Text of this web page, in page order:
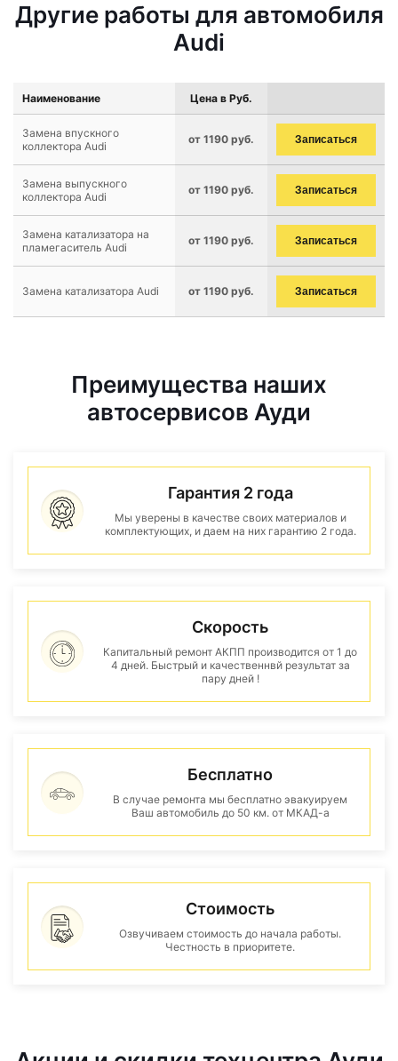
Другие работы для автомобиля
Audi
Наименование Цена в Руб.
Замена впускного
коллектора Audi
от 1190 руб. Записаться
Замена выпускного
коллектора Audi
от 1190 руб. Записаться
Замена катализатора на
пламегаситель Audi
от 1190 руб. Записаться
Замена катализатора Audi от 1190 руб. Записаться
Преимущества наших
автосервисов Ауди
Гарантия 2 года
Мы уверены в качестве своих материалов и
комплектующих, и даем на них гарантию 2 года.
Скорость
Капитальный ремонт АКПП производится от 1 до
4 дней. Быстрый и качественнвй результат за
пару дней !
Бесплатно
В случае ремонта мы бесплатно эвакуируем
Ваш автомобиль до 50 км. от МКАД-а
Стоимость
Озвучиваем стоимость до начала работы.
Честность в приоритете.